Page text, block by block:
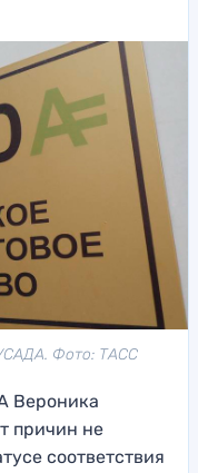
Фото: ТАСС
Вероника
причин не
соответствия